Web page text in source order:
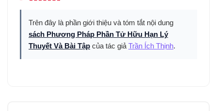
Trên đây là phần giới thiệu và tóm tắt nội dung
sách Phương Pháp Phần Tử Hữu Hạn Lý
Thuyết Và Bài Tập của tác giả Trần Ích Thịnh.